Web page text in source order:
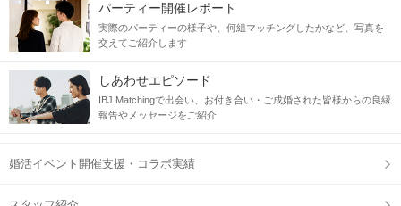
パーティー開催レポート
実際のパーティーの様子や、何組マッチングしたかなど、写真を
交えてご紹介します
しあわせエピソード
IBJ Matchingで出会い、お付き合い・ご成婚された皆様からの良縁
報告やメッセージをご紹介
婚活イベント開催支援・コラボ実績